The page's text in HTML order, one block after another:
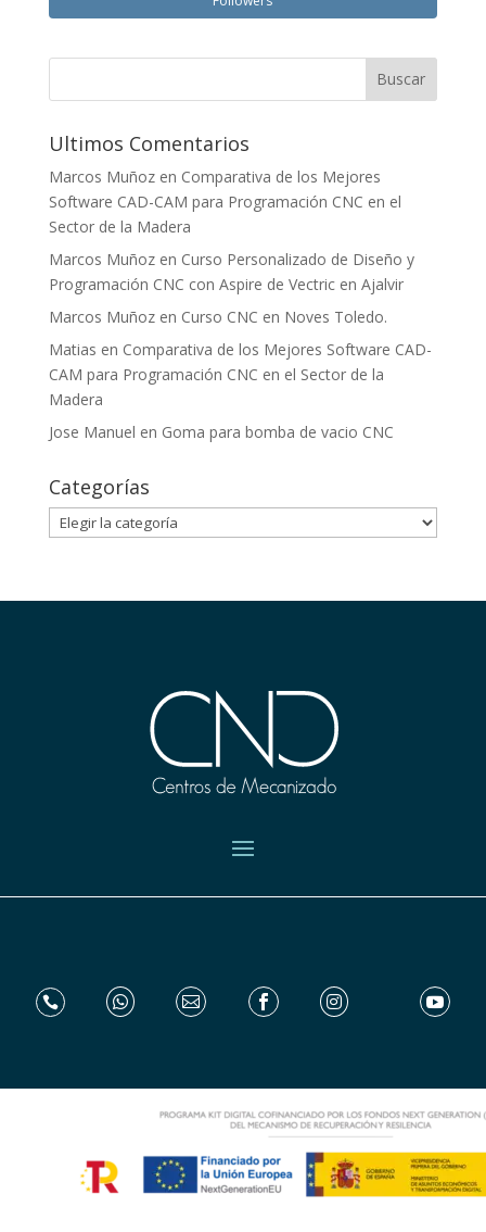
Ultimos Comentarios
Marcos Muñozen Comparativa de los Mejores
Software CAD-CAM para Programación CNC en el
Sector de la Madera
Marcos Muñozen Curso Personalizado de Diseño y
Programación CNC con Aspire de Vectric en Ajalvir
Marcos Muñozen Curso CNC en Noves Toledo.
Matias en Comparativa de los Mejores Software CAD-
CAM para Programación CNC en el Sector de la
Madera
Jose Manuel en Goma para bomba de vacio CNC
Categorías
Categorías
     